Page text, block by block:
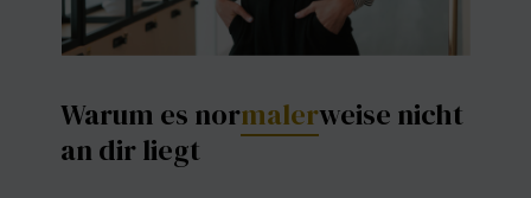
Warum es normalerweise nicht
an dir liegt